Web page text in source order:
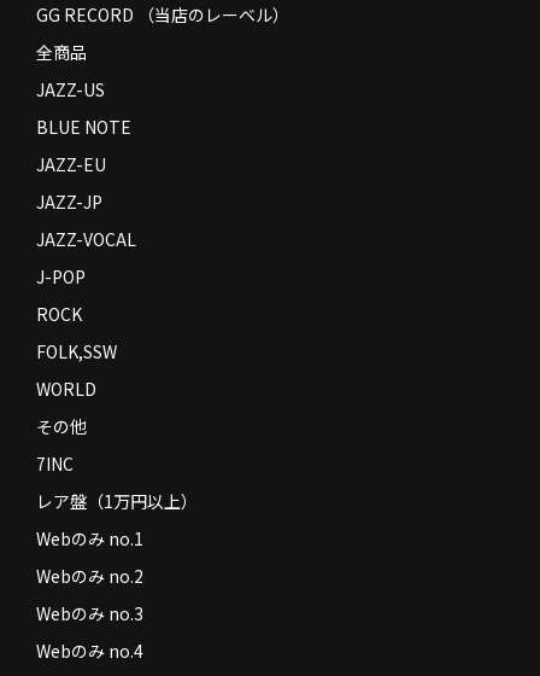
GG RECORD （当店のレーベル）
全商品
JAZZ-US
BLUE NOTE
JAZZ-EU
JAZZ-JP
JAZZ-VOCAL
J-POP
ROCK
FOLK,SSW
WORLD
その他
7INC
レア盤（1万円以上）
Webのみ no.1
Webのみ no.2
Webのみ no.3
Webのみ no.4